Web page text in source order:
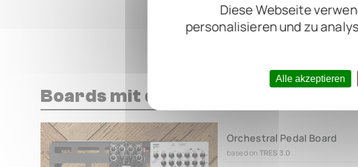
Diese Webseite
personalisieren und zu
Alle akzeptieren
Boards mit diesem Pedal
Orchestral Pedal Board
based on TRES 3.0